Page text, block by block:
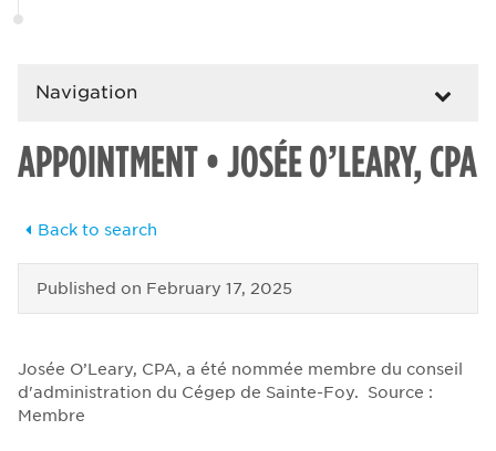
Navigation
APPOINTMENT • JOSÉE O’LEARY, CPA
Back to search
Published on February 17, 2025
Josée O’Leary, CPA, a été nommée membre du conseil
d'administration du Cégep de Sainte-Foy. Source :
Membre